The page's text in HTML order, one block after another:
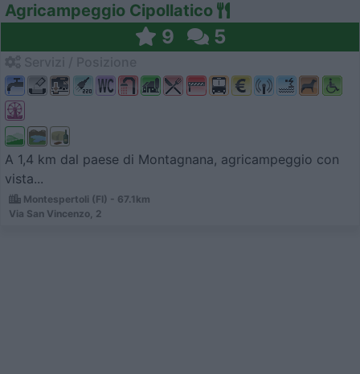
Agricampeggio Cipollatico
9 5
A 1,4 km dal paese di Montagnana, agricampeggio con
vista...
Montespertoli (FI) - 67.1km
Via San Vincenzo, 2